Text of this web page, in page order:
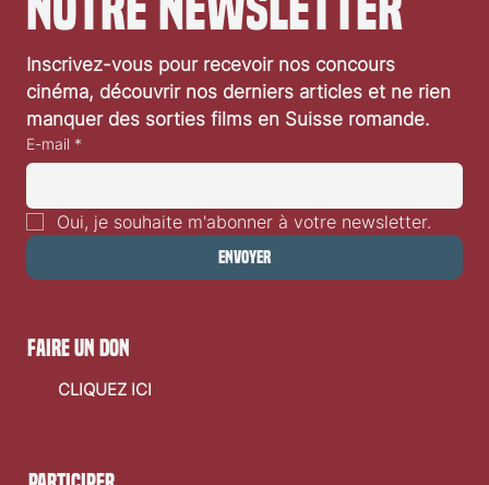
Inscrivez-vous pour recevoir nos concours
cinéma, découvrir nos derniers articles et ne rien
manquer des sorties films en Suisse romande.
E-mail *
Oui, je souhaite m'abonner à votre newsletter.
Envoyer
faire un don
CLIQUEZ ICI